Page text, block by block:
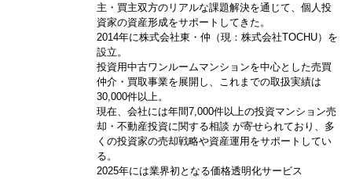
主・買主双方のリアルな課題解決を通じて、個人投
資家の資産形成をサポートしてきた。
2014年に株式会社東・仲（現：株式会社TOCHU）を
設立。
投資用中古ワンルームマンションを中心とした売買
仲介・買取事業を展開し、これまでの取扱実績は
30,000件以上。
現在、会社には年間7,000件以上の投資マンション売
却・不動産投資に関する相談 が寄せられており、多
くの投資家の売却戦略や資産運用をサポートしてい
る。
2025年には業界初となる価格透明化サービス